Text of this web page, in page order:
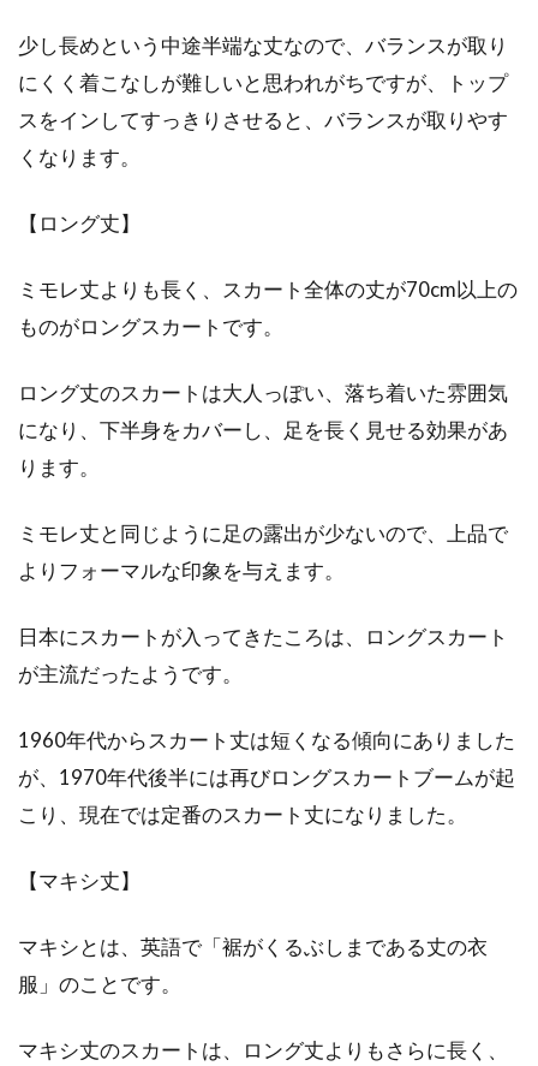
テム！人気のブランドは？
すが、高...
パーカーはアディダスで決まり！メ
ンズに人気の秘密とは？
アディダスは世界的に有名なスポーツメーカー
で、好きな方も多いのではないでしょうか。特
もう古い？答えはNO！
少し長めという中途半端な丈なので、バランスが取り
にくく着こなしが難しいと思われがちですが、トップ
スをインしてすっきりさせると、バランスが取りやす
くなります。
【ロング丈】
ミモレ丈よりも長く、スカート全体の丈が70cm以上の
ものがロングスカートです。
ロング丈のスカートは大人っぽい、落ち着いた雰囲気
になり、下半身をカバーし、足を長く見せる効果があ
ります。
ミモレ丈と同じように足の露出が少ないので、上品で
よりフォーマルな印象を与えます。
日本にスカートが入ってきたころは、ロングスカート
が主流だったようです。
1960年代からスカート丈は短くなる傾向にありました
が、1970年代後半には再びロングスカートブームが起
こり、現在では定番のスカート丈になりました。
【マキシ丈】
マキシとは、英語で「裾がくるぶしまである丈の衣
服」のことです。
マキシ丈のスカートは、ロング丈よりもさらに長く、